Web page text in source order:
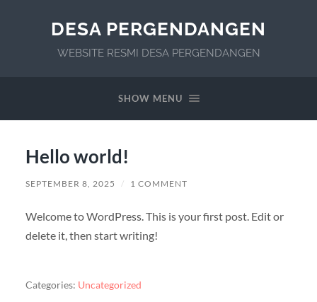
DESA PERGENDANGEN
WEBSITE RESMI DESA PERGENDANGEN
SHOW MENU
Hello world!
SEPTEMBER 8, 2025 / 1 COMMENT
Welcome to WordPress. This is your first post. Edit or
delete it, then start writing!
Categories: Uncategorized